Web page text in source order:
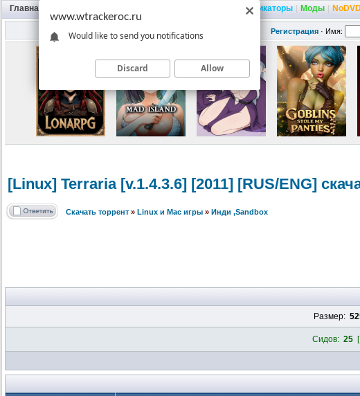
Главная Русификаторы Моды
Регистрация · Имя:
[Linux] Terraria [v.1.4.3.6] [2011] [RUS/ENG]
Скачать торрент » Linux и Mac игры » Инди ,Sandbox
Размер:
Сидов: 25[
www.wtrackeroc.ru
Would like to send you notifications
Discard Allow